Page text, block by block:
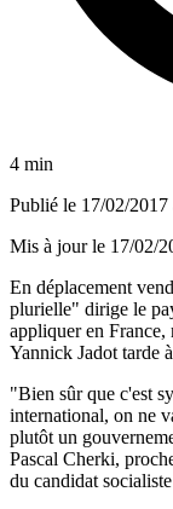
4 min
Publié le 17/02/2017
Mis à jour le 17/02/
En déplacement
plurielle" dirige le
appliquer en
Yannick Jadot tarde
"Bien sûr que c'est
international, on ne
plutôt un
Pascal Cherki,
du candidat